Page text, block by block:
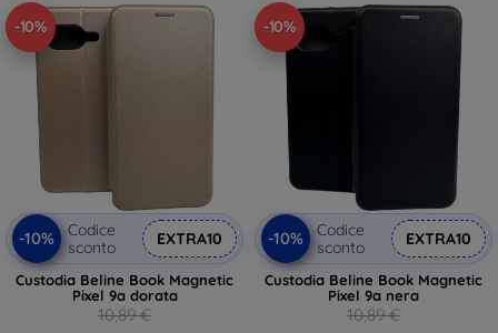
-10%
-10%
Codice
sconto
EXTRA10
Custodia Beline Book Magnetic
Pixel 9a dorata
10,89 €
-10%
-10%
Codice
sconto
EXTRA10
Custodia Beline Book Magnetic
Pixel 9a nera
10,89 €